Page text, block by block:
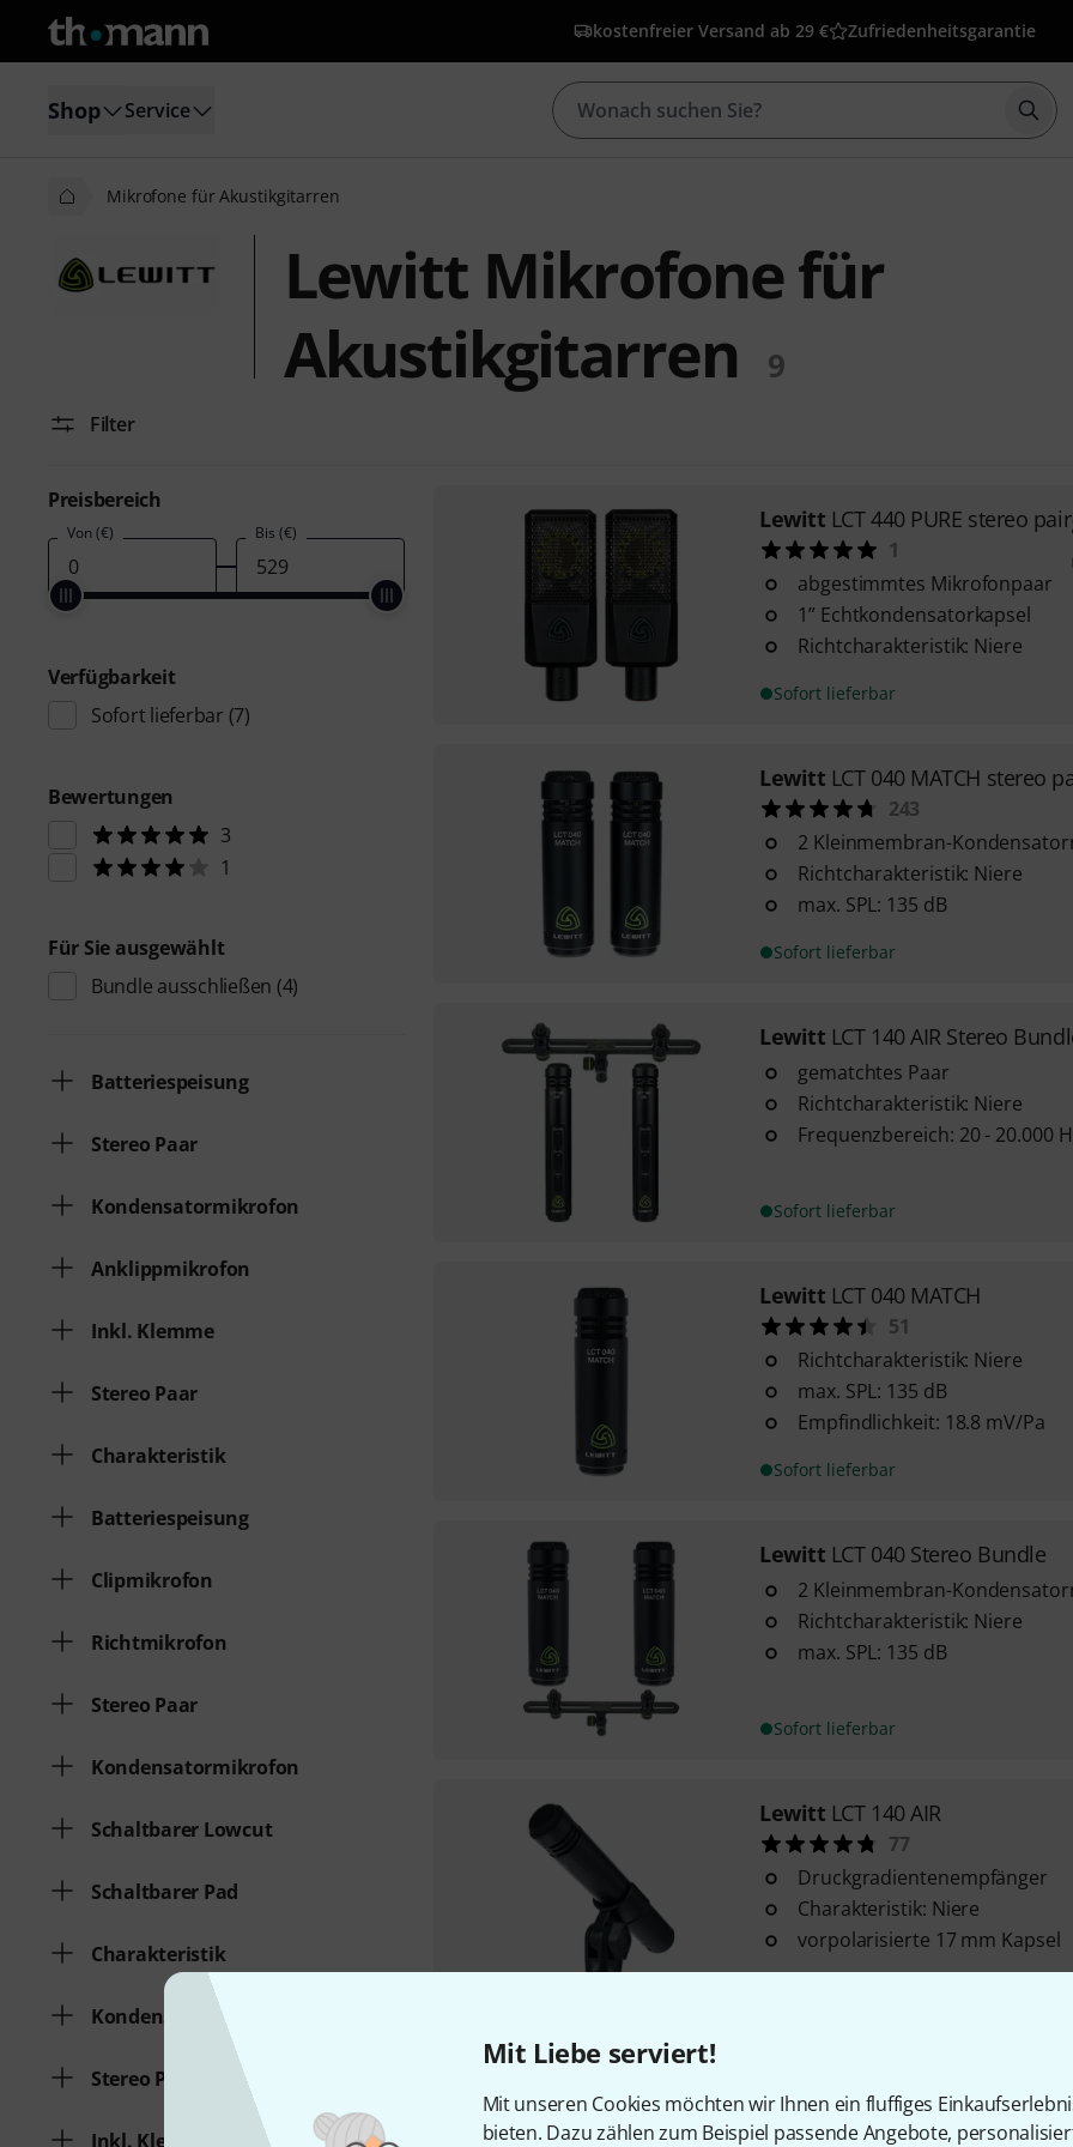
Mit Liebe serviert!
Mit unseren Cookies möchten wir Ihnen ein fluffiges
bieten. Dazu zählen zum Beispiel passende Angebote,
kostenfreier Versand ab 29 € Zufriedenheitsgarantie
Shop Service
Mikrofone für Akustikgitarren
Lewitt Mikrofone für
Akustikgitarren
9
Filter
Preisbereich
Von (€) Bis (€)
Verfügbarkeit
Sofort lieferbar (7)
Bewertungen
3
1
Für Sie ausgewählt
Bundle ausschließen (4)
Batteriespeisung
Stereo Paar
Kondensatormikrofon
Anklippmikrofon
Inkl. Klemme
Stereo Paar
Charakteristik
Batteriespeisung
Clipmikrofon
Richtmikrofon
Stereo Paar
Kondensatormikrofon
Schaltbarer Lowcut
Schaltbarer Pad
Charakteristik
Kondensatormikrofon
Stereo Paar
Inkl. Klemme
Lewitt LCT 440 PURE stereo pair
1
abgestimmtes Mikrofonpaar
1” Echtkondensatorkapsel
Richtcharakteristik: Niere
Sofort lieferbar
Lewitt LCT 040 MATCH stereo
243
2 Kleinmembran-
Richtcharakteristik: Niere
max. SPL: 135 dB
Sofort lieferbar
Lewitt LCT 140 AIR Stereo
gematchtes Paar
Richtcharakteristik: Niere
Frequenzbereich: 20 - 20.000
Sofort lieferbar
Lewitt LCT 040 MATCH
51
Richtcharakteristik: Niere
max. SPL: 135 dB
Empfindlichkeit: 18.8 mV/Pa
Sofort lieferbar
Lewitt LCT 040 Stereo Bundle
2 Kleinmembran-
Richtcharakteristik: Niere
max. SPL: 135 dB
Sofort lieferbar
Lewitt LCT 140 AIR
77
Druckgradientenempfänger
Charakteristik: Niere
vorpolarisierte 17 mm Kapsel
Richtcharakteristik: Niere
max. SPL: 135 dB